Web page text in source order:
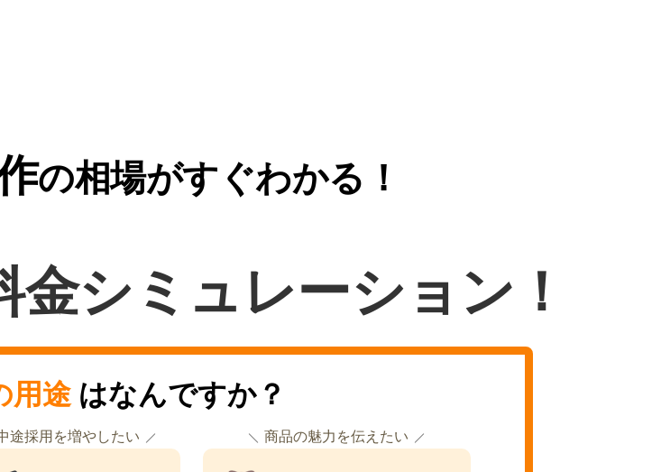
の相場がすぐわかる！
金シミュレーション！
用途はなんですか？
途採用を増やしたい 商品の魅力を伝えたい